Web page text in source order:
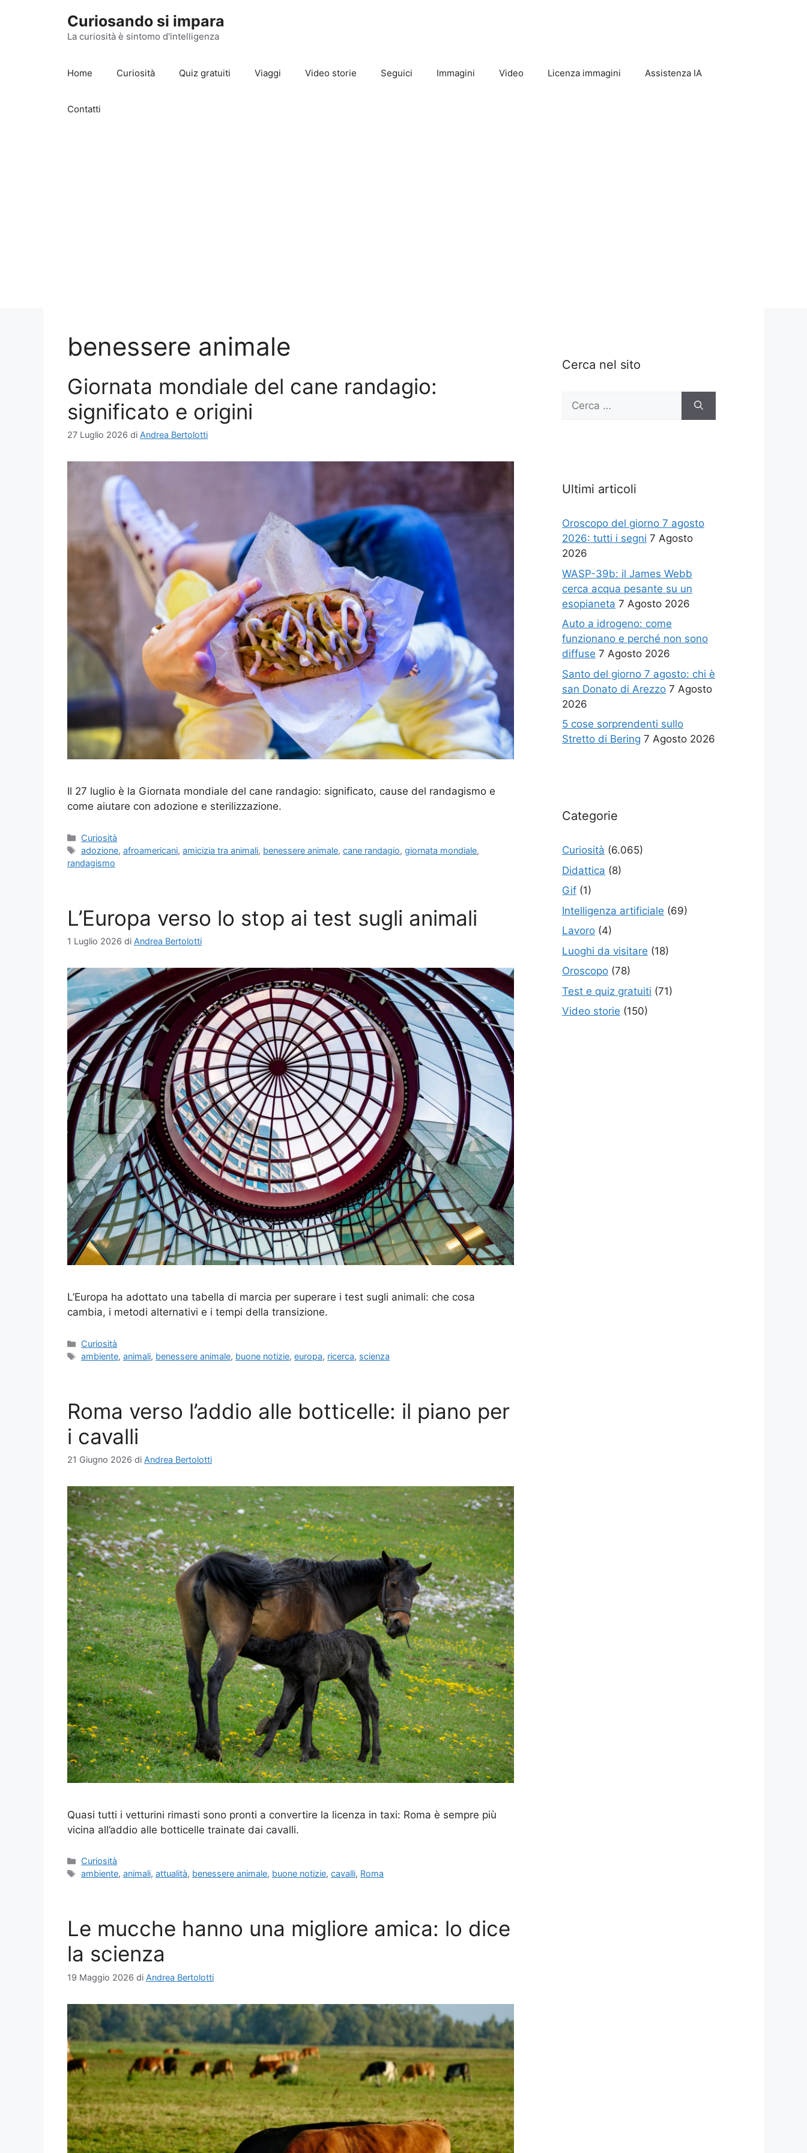
Curiosando si impara
La curiosità è sintomo d'intelligenza
Home Curiosità Quiz gratuiti Viaggi Video storie Seguici Immagini Video Licenza immagini Assistenza IA
Contatti
benessere animale
Giornata mondiale del cane randagio:
significato e origini
27 Luglio 2026 di Andrea Bertolotti
Il 27 luglio è la Giornata mondiale del cane randagio: significato, cause del randagismo e
come aiutare con adozione e sterilizzazione.
Categorie
Curiosità
Tag
adozione,afroamericani,amicizia tra animali, benessere animale,cane randagio,giornata mondiale,
randagismo
L’Europa verso lo stop ai test sugli animali
1 Luglio 2026 di Andrea Bertolotti
L’Europa ha adottato una tabella di marcia per superare i test sugli animali: che cosa
cambia, i metodi alternativi e i tempi della transizione.
Categorie
Curiosità
Tag
ambiente,animali, benessere animale, buone notizie,europa, ricerca, scienza
Roma verso l’addio alle botticelle: il piano per
i cavalli
21 Giugno 2026 di Andrea Bertolotti
Quasi tutti i vetturini rimasti sono pronti a convertire la licenza in taxi: Roma è sempre più
vicina all’addio alle botticelle trainate dai cavalli.
Categorie
Curiosità
Tag
ambiente,animali,attualità, benessere animale, buone notizie,cavalli, Roma
Le mucche hanno una migliore amica: lo dice
la scienza
19 Maggio 2026 di Andrea Bertolotti
Cerca nel sito
Ricerca
Ultimi articoli
Oroscopo del giorno 7 agosto
2026: tutti i segni 7 Agosto
2026
WASP-39b: il James Webb
cerca acqua pesante su un
esopianeta 7 Agosto 2026
Auto a idrogeno: come
funzionano e perché non sono
diffuse 7 Agosto 2026
Santo del giorno 7 agosto: chi è
san Donato di Arezzo 7 Agosto
2026
5 cose sorprendenti sullo
Stretto di Bering 7 Agosto 2026
Categorie
Curiosità (6.065)
Didattica (8)
Gif (1)
Intelligenza artificiale (69)
Lavoro (4)
Luoghi da visitare (18)
Oroscopo (78)
Test e quiz gratuiti (71)
Video storie (150)